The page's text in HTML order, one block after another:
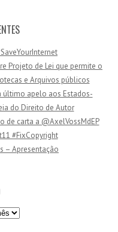
Projeto de Lei que permite o
e Arquivos públicos
último apelo aos Estados-
do Direito de Autor
de carta a @AxelVossMdEP
#FixCopyright
– Apresentação